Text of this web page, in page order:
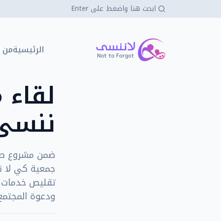
كي لا ننسى الرئيسيةمن
ضمن مشروع
جمعية كي لا
تقليص خدمات
ودعوة